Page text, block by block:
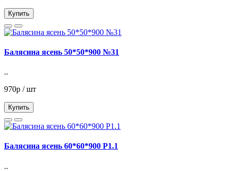
Купить
Балясина ясень 50*50*900 №31
..
970р / шт
Купить
Балясина ясень 60*60*900 Р1.1
..